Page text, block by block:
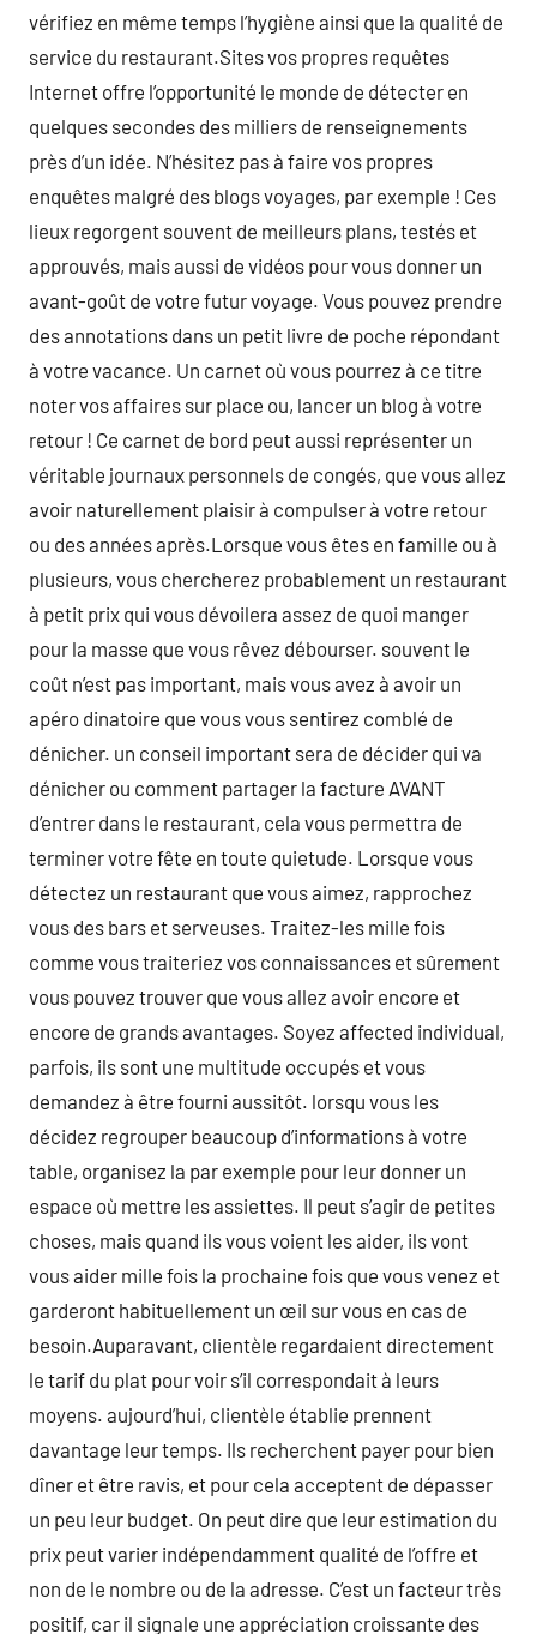
vérifiez en même temps l’hygiène ainsi que la qualité de
service du restaurant.Sites vos propres requêtes
Internet offre l’opportunité le monde de détecter en
quelques secondes des milliers de renseignements
près d’un idée. N’hésitez pas à faire vos propres
enquêtes malgré des blogs voyages, par exemple ! Ces
lieux regorgent souvent de meilleurs plans, testés et
approuvés, mais aussi de vidéos pour vous donner un
avant-goût de votre futur voyage. Vous pouvez prendre
des annotations dans un petit livre de poche répondant
à votre vacance. Un carnet où vous pourrez à ce titre
noter vos affaires sur place ou, lancer un blog à votre
retour ! Ce carnet de bord peut aussi représenter un
véritable journaux personnels de congés, que vous allez
avoir naturellement plaisir à compulser à votre retour
ou des années après.Lorsque vous êtes en famille ou à
plusieurs, vous chercherez probablement un restaurant
à petit prix qui vous dévoilera assez de quoi manger
pour la masse que vous rêvez débourser. souvent le
coût n’est pas important, mais vous avez à avoir un
apéro dinatoire que vous vous sentirez comblé de
dénicher. un conseil important sera de décider qui va
dénicher ou comment partager la facture AVANT
d’entrer dans le restaurant, cela vous permettra de
terminer votre fête en toute quietude. Lorsque vous
détectez un restaurant que vous aimez, rapprochez
vous des bars et serveuses. Traitez-les mille fois
comme vous traiteriez vos connaissances et sûrement
vous pouvez trouver que vous allez avoir encore et
encore de grands avantages. Soyez affected individual,
parfois, ils sont une multitude occupés et vous
demandez à être fourni aussitôt. lorsqu vous les
décidez regrouper beaucoup d’informations à votre
table, organisez la par exemple pour leur donner un
espace où mettre les assiettes. Il peut s’agir de petites
choses, mais quand ils vous voient les aider, ils vont
vous aider mille fois la prochaine fois que vous venez et
garderont habituellement un œil sur vous en cas de
besoin.Auparavant, clientèle regardaient directement
le tarif du plat pour voir s’il correspondait à leurs
moyens. aujourd’hui, clientèle établie prennent
davantage leur temps. Ils recherchent payer pour bien
dîner et être ravis, et pour cela acceptent de dépasser
un peu leur budget. On peut dire que leur estimation du
prix peut varier indépendamment qualité de l’offre et
non de le nombre ou de la adresse. C’est un facteur très
positif, car il signale une appréciation croissante des